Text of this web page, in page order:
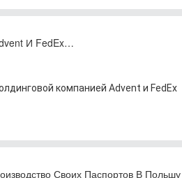
И FedEx…
компанией Advent и FedEx
Своих Паспортов В Польшу